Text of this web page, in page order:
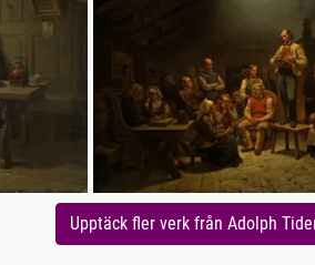
Upptäck fler verk från Adolph